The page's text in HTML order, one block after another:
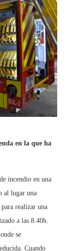
en la que ha
incendio en una
al lugar una
realizar una
a las 8.40h.
se
Cuando